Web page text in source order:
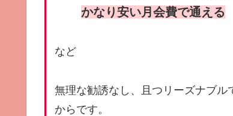
かなり安い月会費で通える
など
無理な勧誘なし、且つリーズナブ
からです。